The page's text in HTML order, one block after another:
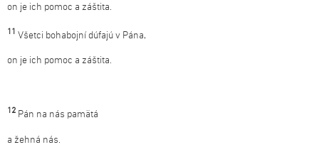
on je ich pomoc a záštita.
11 Všetci bohabojní dúfajú v Pána,
on je ich pomoc a záštita.
12 Pán na nás pamätá
a žehná nás.